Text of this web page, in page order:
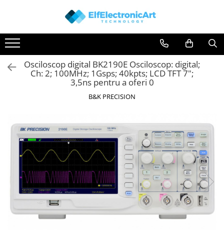
Instrumente de masura si control
Clesti Ampermetrici
Multimetre Digitale
Scule Atelier
Testere
Osciloscoape
Accesorii
Osciloscoape AXIOMET
Osciloscoape B&K PRECISION
Osciloscoape HANTEK
Osciloscoape KEYSIGHT
Osciloscoape OWON
Osciloscoape Peaktech
Osciloscoape ROHDE & SCHWARZ
Osciloscoape TELEDYNE LECROY
Osciloscoape UNI-T
Osciloscop digital BK2190E Osciloscop: digital;
Ch: 2; 100MHz; 1Gsps; 40kpts; LCD TFT 7";
3,5ns pentru a oferi 0
B&K PRECISION